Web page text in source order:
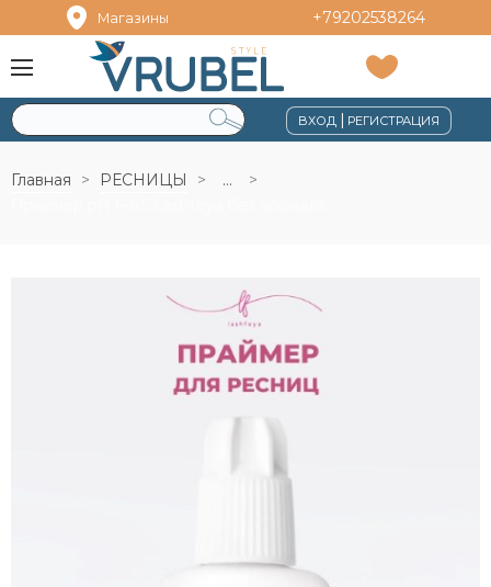
Магазины +79202538264
ВХОД |РЕГИСТРАЦИЯ
Главная РЕСНИЦЫ
...